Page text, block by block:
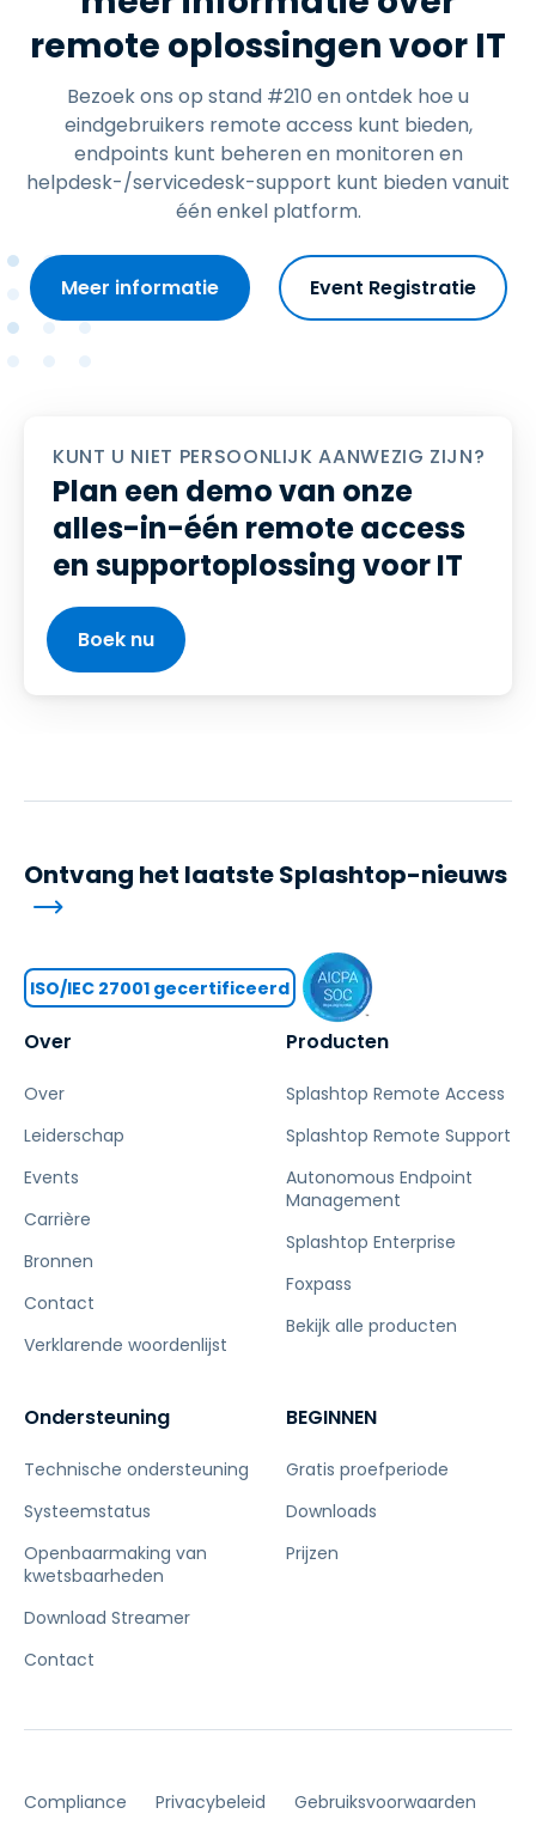
remote oplossingen voor IT
Bezoek ons op stand #210 en ontdek hoe u
eindgebruikers remote access kunt bieden,
endpoints kunt beheren en monitoren en
helpdesk-/servicedesk-support kunt bieden vanuit
één enkel platform.
Meer informatie Event Registratie
KUNT U NIET PERSOONLIJK AANWEZIG ZIJN?
Plan een demo van onze
alles-in-één remote access
en supportoplossing voor IT
Boek nu
Over
Over
Leiderschap
Events
Carrière
Bronnen
Contact
Verklarende woordenlijst
Producten
Splashtop Remote Access
Splashtop Remote Support
Autonomous Endpoint
Management
Splashtop Enterprise
Foxpass
Bekijk alle producten
Ondersteuning
Technische ondersteuning
Systeemstatus
Openbaarmaking van
kwetsbaarheden
Download Streamer
Contact
BEGINNEN
Gratis proefperiode
Downloads
Prijzen
Ontvang het laatste Splashtop-nieuws
ISO/IEC 27001 gecertificeerd
Compliance Privacybeleid Gebruiksvoorwaarden